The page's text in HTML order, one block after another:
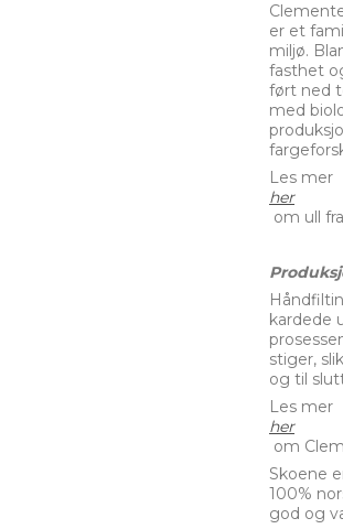
er et
miljø.
fasthet
ført ned
med
Les mer
her
om ull
kardede
stiger,
og til
Les mer
her
om
Skoene
100%
god og